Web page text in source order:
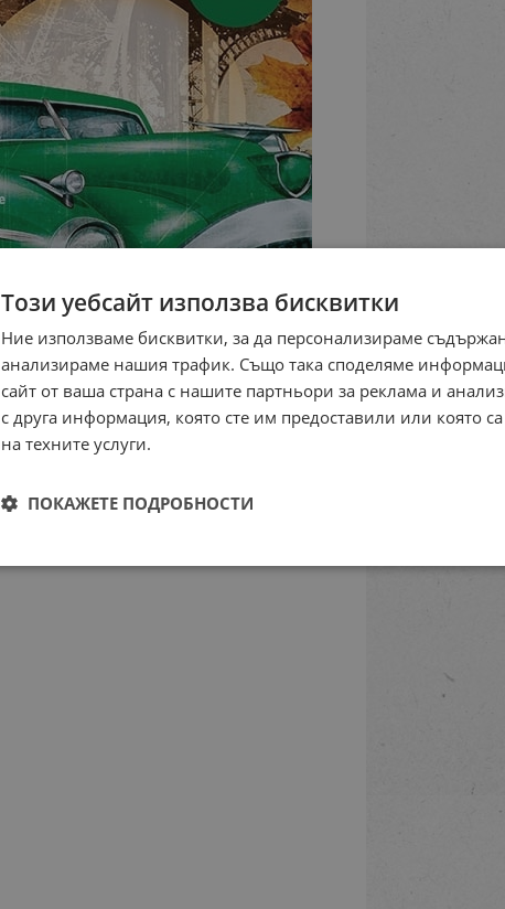
Този уебсайт използва бисквитки
Ние използваме бисквитки, за да персонализираме
анализираме нашия трафик. Също така споделяме
сайт от ваша страна с нашите партньори за реклама и
с друга информация, която сте им предоставили или която
на техните услуги.
ПОКАЖЕТЕ ПОДРОБНОСТИ